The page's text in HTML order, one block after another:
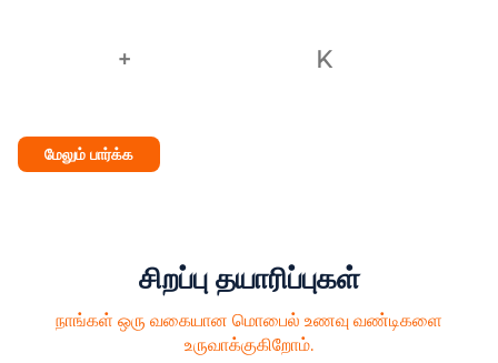
+ K
மேலும் பார்க்க
சிறப்பு தயாரிப்புகள்
நாங்கள் ஒரு வகையான மொபைல் உணவு வண்டிகளை
உருவாக்குகிறோம்.